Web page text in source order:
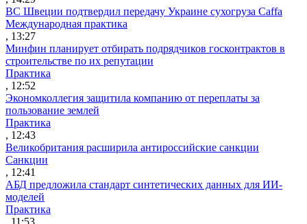
ВС Швеции подтвердил передачу Украине сухогруза Caffa
Международная практика
, 13:27
Минфин планирует отбирать подрядчиков госконтрактов в
строительстве по их репутации
Практика
, 12:52
Экономколлегия защитила компанию от переплаты за
пользование землей
Практика
, 12:43
Великобритания расширила антироссийские санкции
Санкции
, 12:41
АБД предложила стандарт синтетических данных для ИИ-
моделей
Практика
, 11:53